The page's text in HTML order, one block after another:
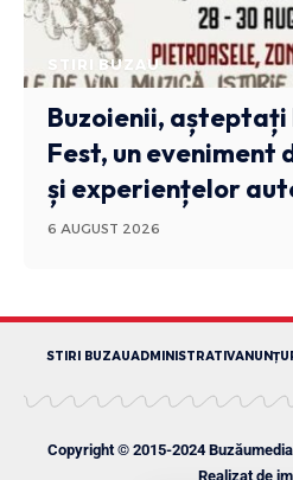
STIRI BUZAU
Buzoienii, așteptați
Fest, un eveniment
și experiențelor
6 AUGUST 2026
STIRI BUZAUADMINISTRATIV
Copyright © 2015-2024
Realizat de